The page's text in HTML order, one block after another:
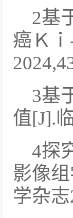
2基
癌Ｋ
3基
值[J].
4探
影像
学杂志